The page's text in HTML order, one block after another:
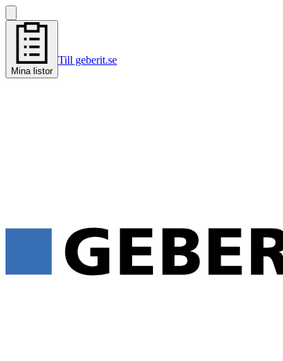
Mina listor
Till geberit.se